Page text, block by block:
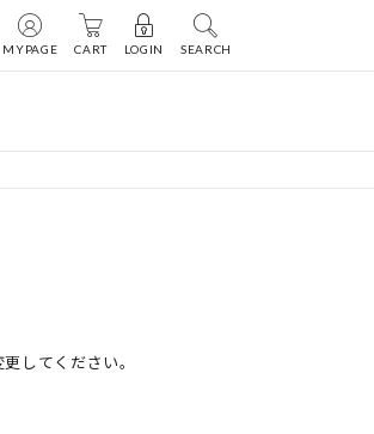
MYPAGE CART LOGIN SEARCH
してください。